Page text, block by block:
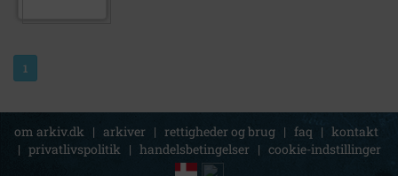
1
om arkiv.dk | arkiver | rettigheder og brug | faq | kontakt
| privatlivspolitik | handelsbetingelser | cookie-indstillinger